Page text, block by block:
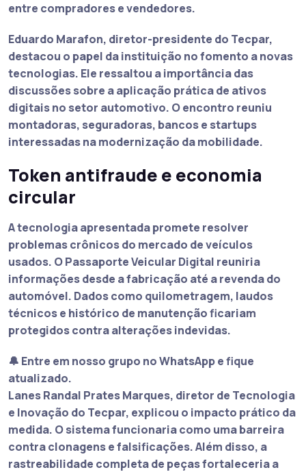
entre compradores e vendedores.
Eduardo Marafon, diretor-presidente do Tecpar,
destacou o papel da instituição no fomento a novas
tecnologias. Ele ressaltou a importância das
discussões sobre a aplicação prática de ativos
digitais no setor automotivo. O encontro reuniu
montadoras, seguradoras, bancos e startups
interessadas na modernização da mobilidade.
Token antifraude e economia
circular
A tecnologia apresentada promete resolver
problemas crônicos do mercado de veículos
usados. O Passaporte Veicular Digital reuniria
informações desde a fabricação até a revenda do
automóvel. Dados como quilometragem, laudos
técnicos e histórico de manutenção ficariam
protegidos contra alterações indevidas.
🔔 Entre em nosso grupo no WhatsApp e fique
atualizado.
Lanes Randal Prates Marques, diretor de Tecnologia
e Inovação do Tecpar, explicou o impacto prático da
medida. Osistema funcionaria como uma barreira
contra clonagens e falsificações. Além disso, a
rastreabilidade completa de peças fortaleceria a